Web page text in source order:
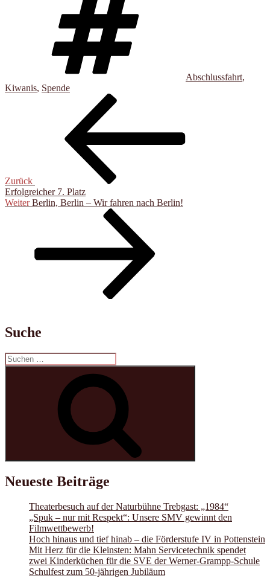
Abschlussfahrt,
Kiwanis, Spende
Beitragsnavigation
Zurück
Erfolgreicher 7. Platz
Nächster
Weiter Berlin, Berlin – Wir fahren nach Berlin!
Suche
Suchen
nach:
Neueste Beiträge
Theaterbesuch auf der Naturbühne Trebgast: „1984“
„Spuk – nur mit Respekt“: Unsere SMV gewinnt den
Filmwettbewerb!
Hoch hinaus und tief hinab – die Förderstufe IV in Pottenstein
Mit Herz für die Kleinsten: Mahn Servicetechnik spendet
zwei Kinderküchen für die SVE der Werner-Grampp-Schule
Schulfest zum 50-jährigen Jubiläum